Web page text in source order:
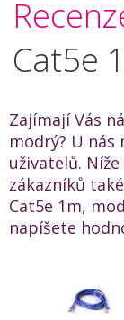
Cat5e
Zajímají Vás
modrý? U nás
uživatelů.
zákazníků
Cat5e 1m,
napíšete